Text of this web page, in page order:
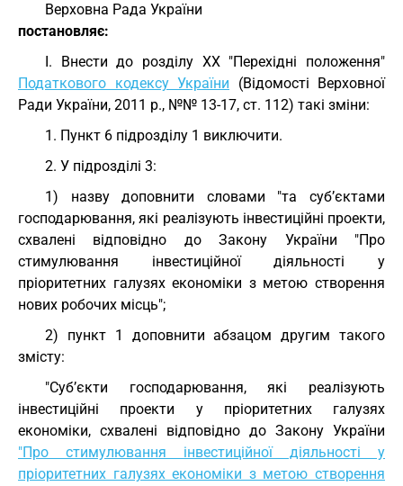
Верховна Рада України
постановляє:
I. Внести до розділу XX "Перехідні положення"
Податкового кодексу України (Відомості Верховної
Ради України, 2011 р., №№ 13-17, ст. 112) такі зміни:
1. Пункт 6 підрозділу 1 виключити.
2. У підрозділі 3:
1) назву доповнити словами "та суб’єктами
господарювання, які реалізують інвестиційні проекти,
схвалені відповідно до Закону України "Про
стимулювання інвестиційної діяльності у
пріоритетних галузях економіки з метою створення
нових робочих місць";
2) пункт 1 доповнити абзацом другим такого
змісту:
"Суб’єкти господарювання, які реалізують
інвестиційні проекти у пріоритетних галузях
економіки, схвалені відповідно до Закону України
"Про стимулювання інвестиційної діяльності у
пріоритетних галузях економіки з метою створення